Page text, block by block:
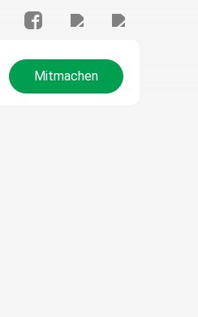
Mitmachen